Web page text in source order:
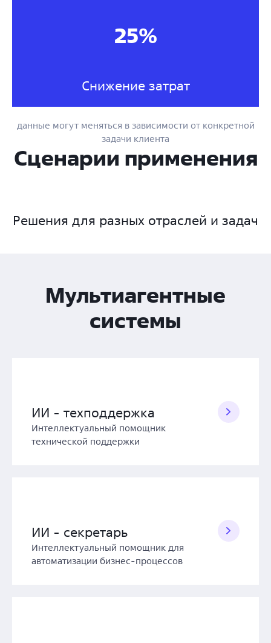
25%
Снижение затрат
данные могут меняться в зависимости от конкретной
задачи клиента
Сценарии применения
Решения для разных отраслей и задач
Мультиагентные
системы
ИИ - техподдержка
Интеллектуальный помощник
технической поддержки
ИИ - секретарь
Интеллектуальный помощник для
автоматизации бизнес-процессов